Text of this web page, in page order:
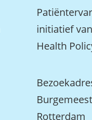
initiatief
Health
Rotterdam